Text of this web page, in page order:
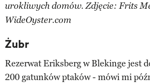
urokliwych domów. Zdjęcie: Frits
WideOyster.com
Żubr
Rezerwat Eriksberg w Blekinge jest
200 gatunków ptaków - mówi mi